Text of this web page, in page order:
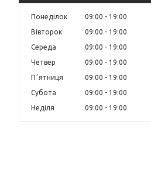
Понеділок 09:00
19:00
Вівторок
09:00
19:00
Середа
09:00
19:00
Четвер
09:00
19:00
Пʼятниця
09:00
19:00
Субота
09:00
19:00
Неділя
09:00 19:00